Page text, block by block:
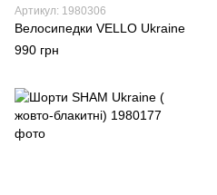
Артикул: 1980306
Велосипедки VELLO Ukraine
990 грн